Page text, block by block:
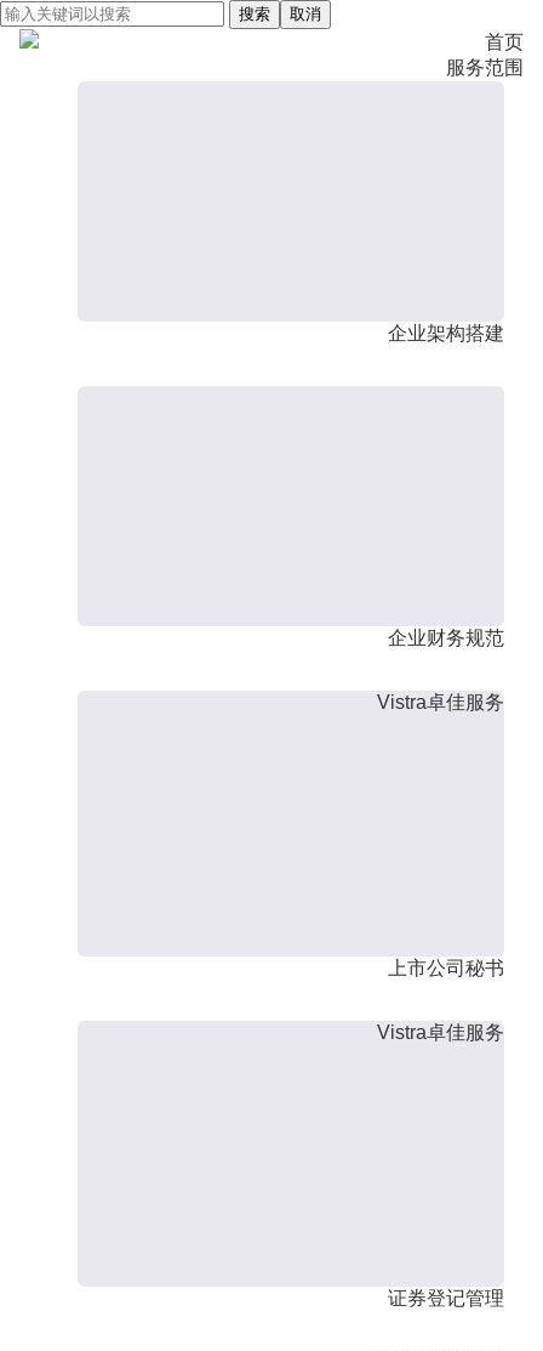
搜索 取消
首页
服务范围
企业架构搭建
企业财务规范
Vistra卓佳服务
上市公司秘书
Vistra卓佳服务
证券登记管理